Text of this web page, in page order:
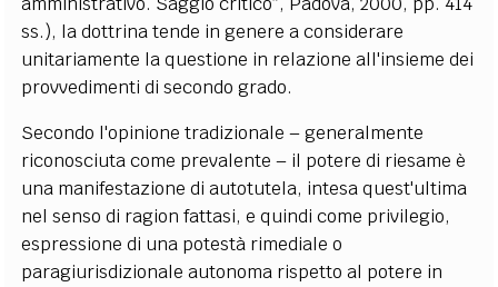
ss.), la dottrina tende in genere a considerare
unitariamente la questione in relazione all'insieme dei
provvedimenti di secondo grado.
Secondo l'opinione tradizionale – generalmente
riconosciuta come prevalente – il potere di riesame è
una manifestazione di autotutela, intesa quest'ultima
nel senso di ragion fattasi, e quindi come privilegio,
espressione di una potestà rimediale o
paragiurisdizionale autonoma rispetto al potere in